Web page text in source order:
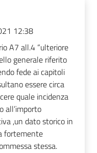
12:38
A7 all.4 “ulteriore
generale riferito
fede ai capitoli
essere circa
quale incidenza
all’importo
,un dato storico in
fortemente
stessa.